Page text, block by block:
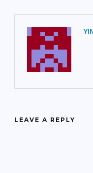
LEAVE A REPLY